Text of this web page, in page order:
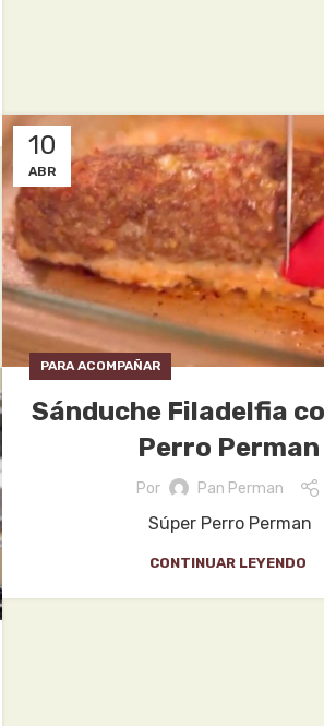
10
ABR
PARA ACOMPAÑAR
Sánduche Filadelfia
Perro Perman
Por Pan Perman
Súper Perro Perman
CONTINUAR LEYENDO